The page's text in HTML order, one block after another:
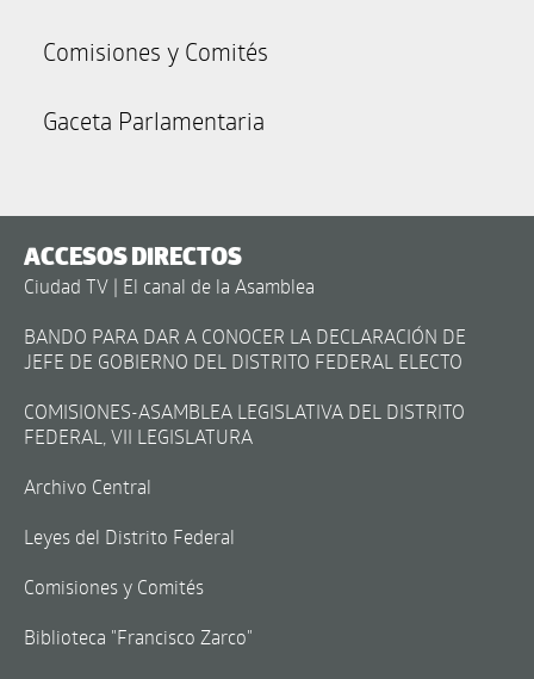
Comisiones y Comités
Gaceta Parlamentaria
ACCESOS DIRECTOS
Ciudad TV | El canal de la Asamblea
BANDO PARA DAR A CONOCER LA DECLARACIÓN DE
JEFE DE GOBIERNO DEL DISTRITO FEDERAL ELECTO
COMISIONES-ASAMBLEA LEGISLATIVA DEL DISTRITO
FEDERAL, VII LEGISLATURA
Archivo Central
Leyes del Distrito Federal
Comisiones y Comités
Biblioteca "Francisco Zarco"